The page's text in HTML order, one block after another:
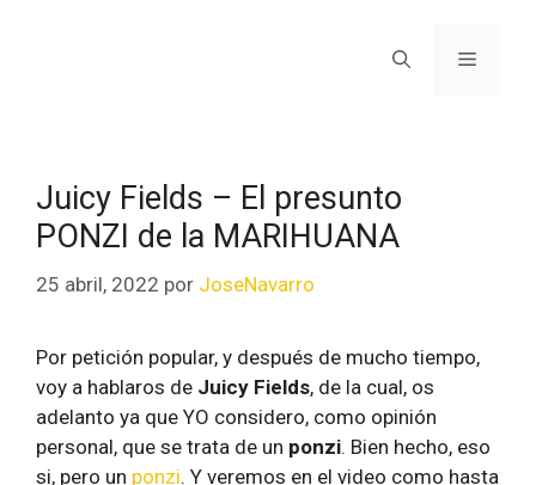
Juicy Fields – El presunto
PONZI de la MARIHUANA
25 abril, 2022 por JoseNavarro
Por petición popular, y después de mucho tiempo,
voy a hablaros de Juicy Fields, de la cual, os
adelanto ya que YO considero, como opinión
personal, que se trata de un ponzi. Bien hecho, eso
si, pero un ponzi. Y veremos en el video como hasta